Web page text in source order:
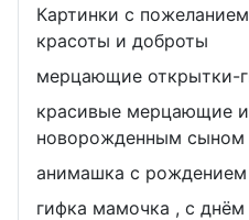
Картинки с
красоты и доброты
мерцающие открытки-
красивые мерцающие
новорожденным сыном
анимашка с рождением
гифка мамочка , с